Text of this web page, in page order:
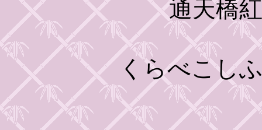
通天橋
くらべこしふ